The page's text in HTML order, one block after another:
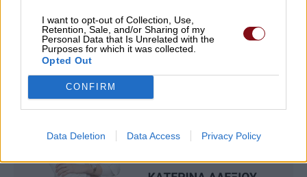
I want to opt-out of Collection, Use,
Retention, Sale, and/or Sharing of my
Personal Data that Is Unrelated with the
Purposes for which it was collected.
Opted Out
CONFIRM
Data Deletion Data Access Privacy Policy